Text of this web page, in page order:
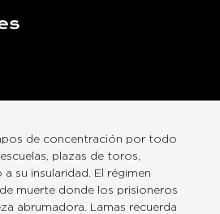
de concentración por todo
plazas de toros,
su insularidad. El régimen
muerte donde los prisioneros
abrumadora. Lamas recuerda